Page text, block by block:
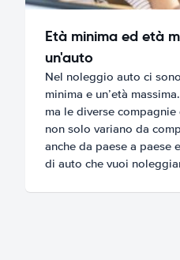
Età minima ed età
un'auto
Nel noleggio auto ci
minima e un’età
ma le diverse
non solo variano da
anche da paese a
di auto che vuoi